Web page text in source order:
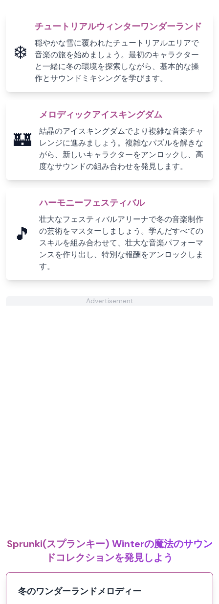
❄️
チュートリアルウィンターワンダーランド
穏やかな雪に覆われたチュートリアルエリアで
音楽の旅を始めましょう。最初のキャラクター
と一緒に冬の環境を探索しながら、基本的な操
作とサウンドミキシングを学びます。
🏰
メロディックアイスキングダム
結晶のアイスキングダムでより複雑な音楽チャ
レンジに進みましょう。複雑なパズルを解きな
がら、新しいキャラクターをアンロックし、高
度なサウンドの組み合わせを発見します。
🎵
ハーモニーフェスティバル
壮大なフェスティバルアリーナで冬の音楽制作
の芸術をマスターしましょう。学んだすべての
スキルを組み合わせて、壮大な音楽パフォーマ
ンスを作り出し、特別な報酬をアンロックしま
す。
Advertisement
Sprunki(スプランキー) Winterの魔法のサウン
ドコレクションを発見しよう
冬のワンダーランドメロディー